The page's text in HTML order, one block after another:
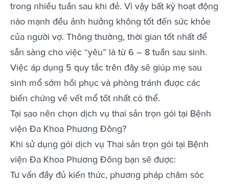
trong nhiều tuần sau khi đẻ. Vì vậy bất kỳ hoạt động
nào mạnh đều ảnh hưởng không tốt đến sức khỏe
của người vợ. Thông thường, thời gian tốt nhất để
sẵn sàng cho việc “yêu” là từ 6 – 8 tuần sau sinh.
Việc áp dụng 5 quy tắc trên đây sẽ giúp mẹ sau
sinh mổ sớm hồi phục và phòng tránh được các
biến chứng về vết mổ tốt nhất có thể.
Tại sao nên chọn dịch vụ thai sản trọn gói tại Bệnh
viện Đa Khoa Phương Đông?
Khi sử dụng gói dịch vụ Thai sản trọn gói tại Bệnh
viện Đa Khoa Phương Đông bạn sẽ được:
Tư vấn đầy đủ kiến thức, phương pháp chăm sóc